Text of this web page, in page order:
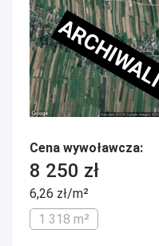
Cena wywoławcza:
8 250 zł
6,26 zł/m²
1 318 m²